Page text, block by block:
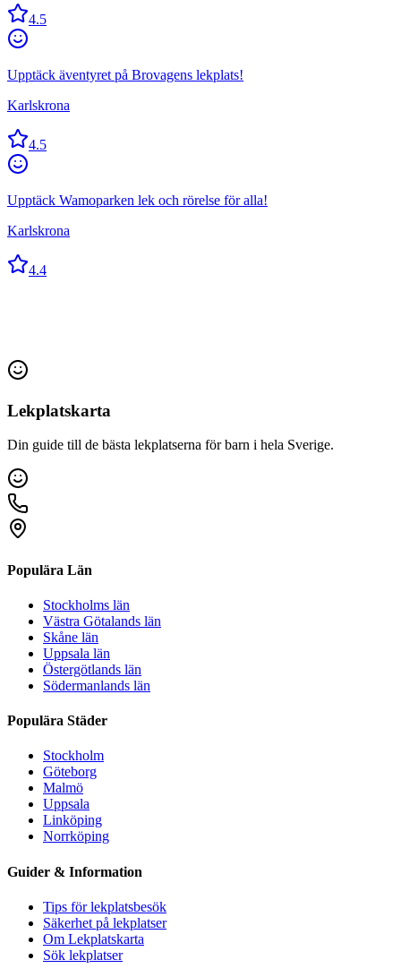
4.5
Upptäck äventyret på Brovagens lekplats!
Karlskrona
4.5
Upptäck Wamoparken lek och rörelse för alla!
Karlskrona
4.4
Lekplatskarta
Din guide till de bästa lekplatserna för barn i hela Sverige.
Populära Län
Stockholms län
Västra Götalands län
Skåne län
Uppsala län
Östergötlands län
Södermanlands län
Populära Städer
Stockholm
Göteborg
Malmö
Uppsala
Linköping
Norrköping
Guider & Information
Tips för lekplatsbesök
Säkerhet på lekplatser
Om Lekplatskarta
Sök lekplatser